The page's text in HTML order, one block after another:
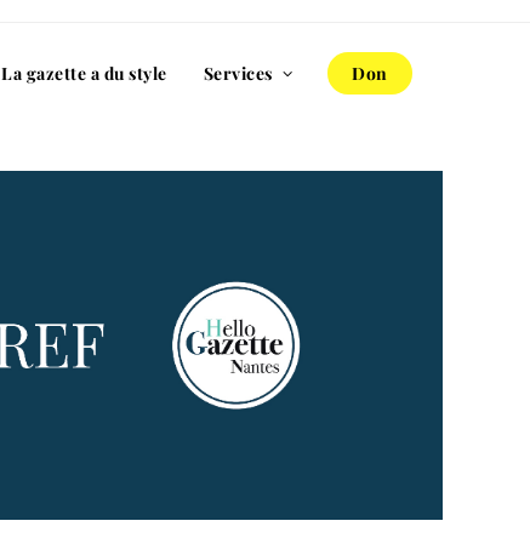
La gazette a du style Services Don